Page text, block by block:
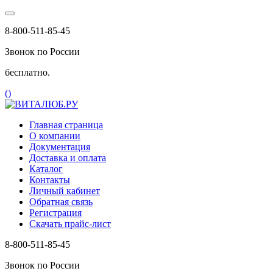
8-800-511-85-45
Звонок по России
бесплатно.
()
Главная страница
О компании
Документация
Доставка и оплата
Каталог
Контакты
Личный кабинет
Обратная связь
Регистрация
Скачать прайс-лист
8-800-511-85-45
Звонок по России